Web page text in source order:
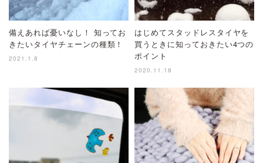
備えあれば憂いなし！ 知ってお
きたいタイヤチェーンの種類！
2021.1.8
はじめてスタッドレスタイヤを
買うときに知っておきたい4つの
ポイント
2020.11.18